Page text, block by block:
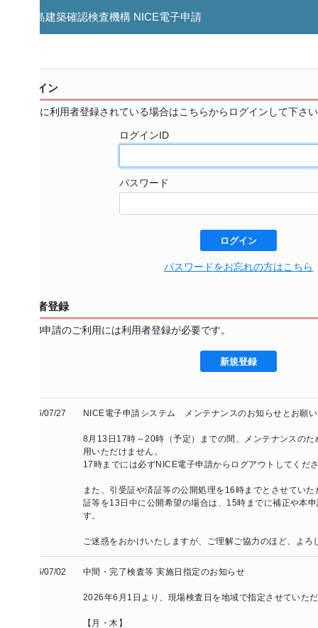
建築確認検査機構 NICE電子申請
利用者登録されている場合はこちらからログインして下さい。
ログインID
パスワード
パスワードをお忘れの方はこちら
申請のご利用には利用者登録が必要です。
NICE電子申請システム　メンテナンスのお知らせとお願い
8月13日17時～20時（予定）までの間、メンテナンスのため、
用いただけません。
17時までには必ずNICE電子申請からログアウトしてください。
また、引受証や済証等の公開処理を16時までとさせていただきます
証等を13日中に公開希望の場合は、15時までに補正や本申請を済ま
ご迷惑をおかけいたしますが、ご理解ご協力のほど、よろしくお願
中間・完了検査等 実施日指定のお知らせ
2026年6月1日より、現場検査日を地域で指定させていただいており